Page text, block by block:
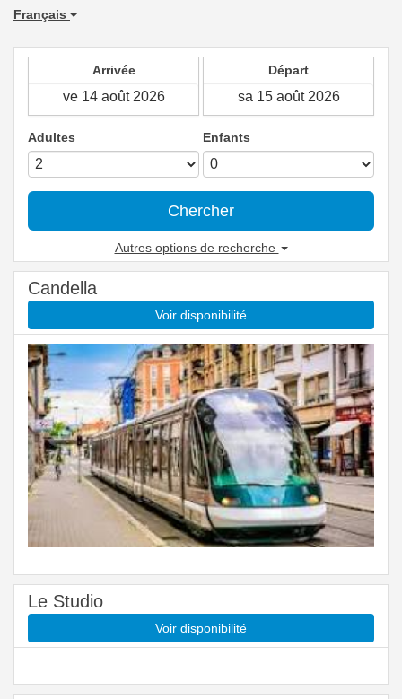
Français
Arrivée Départ
Adultes Enfants
Chercher
Autres options de recherche
Candella
Voir disponibilité
Le Studio
Voir disponibilité